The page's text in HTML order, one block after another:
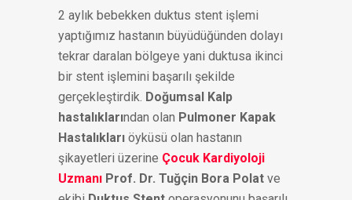
2 aylık bebekken duktus stent işlemi
yaptığımız hastanın büyüdüğünden dolayı
tekrar daralan bölgeye yani duktusa ikinci
bir stent işlemini başarılı şekilde
gerçekleştirdik. Doğumsal Kalp
hastalıklarından olan Pulmoner Kapak
Hastalıkları öyküsü olan hastanın
şikayetleri üzerine Çocuk Kardiyoloji
Uzmanı Prof. Dr. Tuğçin Bora Polat ve